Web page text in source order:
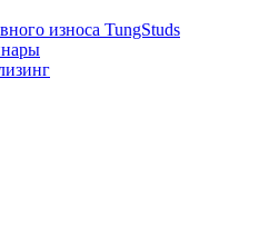
износа TungStuds